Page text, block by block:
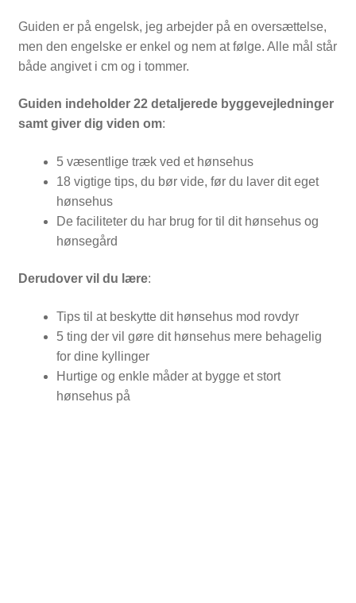
Guiden er på engelsk, jeg arbejder på en oversættelse,
men den engelske er enkel og nem at følge. Alle mål står
både angivet i cm og i tommer.
Guiden indeholder 22 detaljerede byggevejledninger
samt giver dig viden om:
5 væsentlige træk ved et hønsehus
18 vigtige tips, du bør vide, før du laver dit eget
hønsehus
De faciliteter du har brug for til dit hønsehus og
hønsegård
Derudover vil du lære:
Tips til at beskytte dit hønsehus mod rovdyr
5 ting der vil gøre dit hønsehus mere behagelig
for dine kyllinger
Hurtige og enkle måder at bygge et stort
hønsehus på